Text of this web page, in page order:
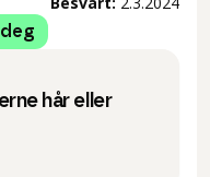
hår eller